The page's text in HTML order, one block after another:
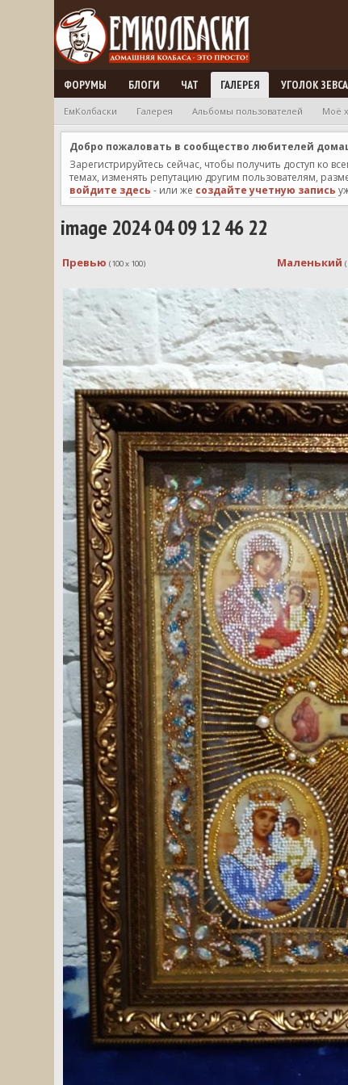
ФОРУМЫ БЛОГИ ЧАТ ГАЛЕРЕЯ УГОЛОК ЗЕВСА
ЕмКолбаски Галерея Альбомы пользователей Моё
Добро пожаловать в сообщество любителей
Зарегистрируйтесь сейчас, чтобы получить доступ ко
темах, изменять репутацию другим пользователям,
войдите здесь - или же создайте учетную запись
image 2024 04 09 12 46 22
Превью (100 x 100) Маленький